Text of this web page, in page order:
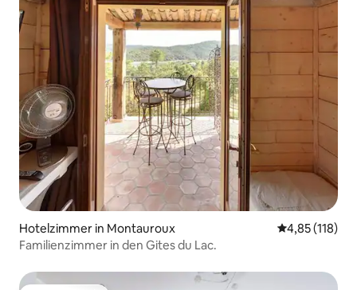
Hotelzimmer in Montauroux
4,85 (118)
Familienzimmer in den Gites du Lac.